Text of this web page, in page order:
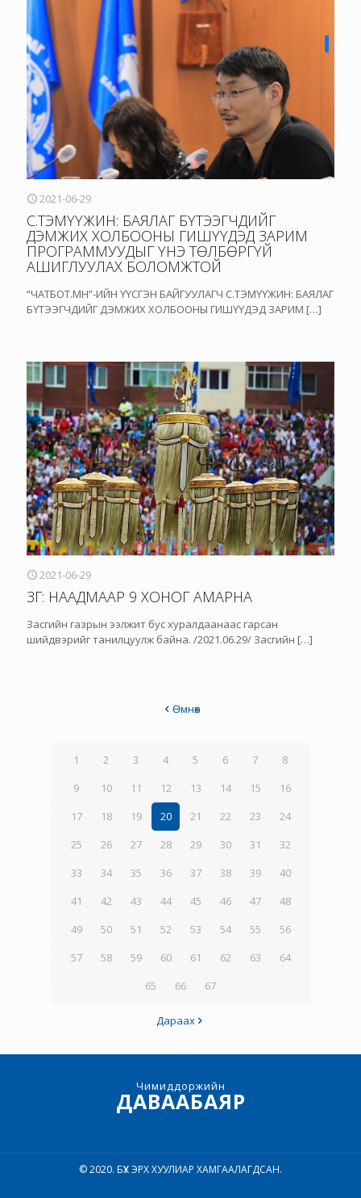
2021-06-29
С.ТЭМҮҮЖИН: БАЯЛАГ БҮТЭЭГЧДИЙГ
ДЭМЖИХ ХОЛБООНЫ ГИШҮҮДЭД ЗАРИМ
ПРОГРАММУУДЫГ ҮНЭ ТӨЛБӨРГҮЙ
АШИГЛУУЛАХ БОЛОМЖТОЙ
“ЧАТБОТ.МН”-ИЙН ҮҮСГЭН БАЙГУУЛАГЧ С.ТЭМҮҮЖИН: БАЯЛАГ
БҮТЭЭГЧДИЙГ ДЭМЖИХ ХОЛБООНЫ ГИШҮҮДЭД ЗАРИМ […]
2021-06-29
ЗГ: НААДМААР 9 ХОНОГ АМАРНА
Засгийн газрын ээлжит бус хуралдаанаас гарсан
шийдвэрийг танилцуулж байна. /2021.06.29/ Засгийн […]
Өмнөх
1 2 3 4 5 6 7
8
9
10 11 12 13 14 15
16
17
18 19 20 21 22 23
24
25
26 27 28 29 30 31
32
33
34 35 36 37 38 39
40
41
42 43 44 45 46 47
48
49
50 51 52 53 54 55
56
57
58 59 60 61 62 63
64
65
66 67
Дараах
Чимиддоржийн
ДАВААБАЯР
© 2020. БҮХ ЭРХ ХУУЛИАР ХАМГААЛАГДСАН.